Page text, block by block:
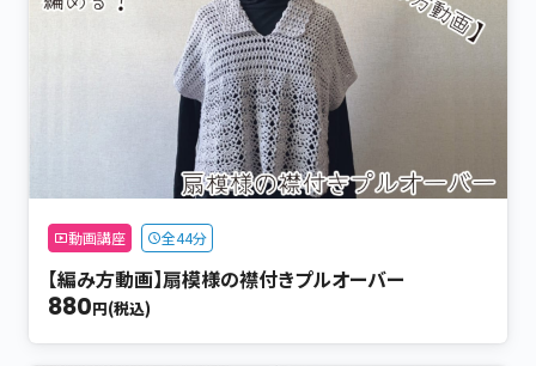
動画講座 全44分
【編み方動画】扇模様の襟付きプルオーバー
880円(税込)